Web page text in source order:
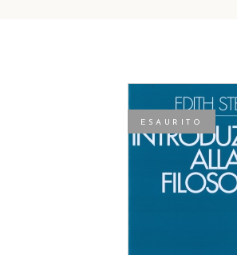
ESAURITO